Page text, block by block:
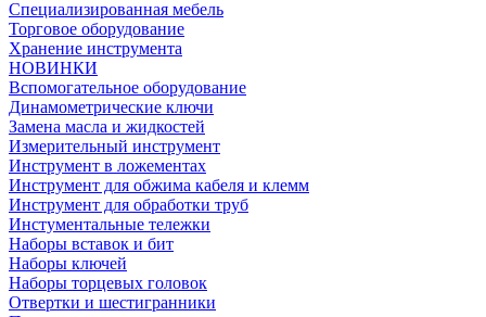
Специализированная мебель
Торговое оборудование
Хранение инструмента
НОВИНКИ
Вспомогательное оборудование
Динамометрические ключи
Замена масла и жидкостей
Измерительный инструмент
Инструмент в ложементах
Инструмент для обжима кабеля и клемм
Инструмент для обработки труб
Инстументальные тележки
Наборы вставок и бит
Наборы ключей
Наборы торцевых головок
Отвертки и шестигранники